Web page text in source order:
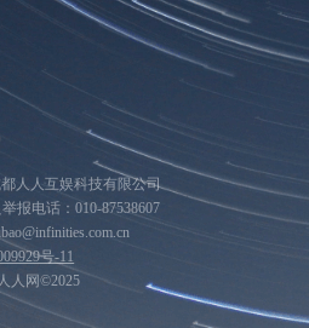
人人互娱科技有限公司
报电话：010-87538607
号-11
人人网©2025